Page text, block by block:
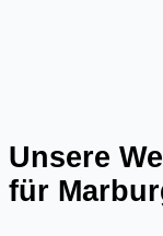
Unsere
für